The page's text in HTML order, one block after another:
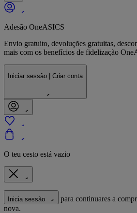
Adesão OneASICS
Envio gratuito, devoluções gratuitas,
mais com os benefícios de fidelização
Iniciar sessão | Criar conta
O teu cesto está vazio
Inicia sessão
para continuares a
nova.